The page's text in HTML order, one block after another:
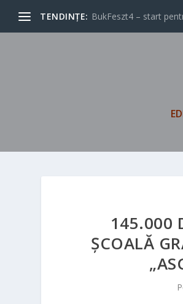
TENDINȚE: BukFeszt4 – start
145.000
ȘCOALĂ